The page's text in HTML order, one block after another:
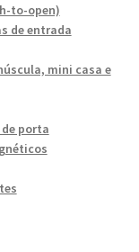
to-open)
de entrada
mini casa e
porta